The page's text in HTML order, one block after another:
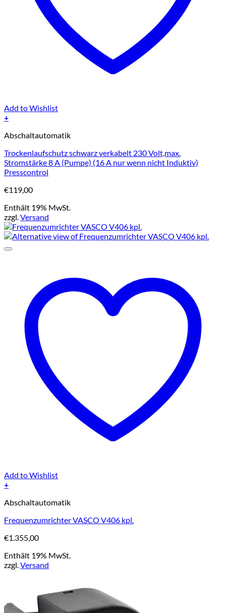
Add to Wishlist
+
Abschaltautomatik
Trockenlaufschutz schwarz verkabelt 230 Volt,max.
Stromstärke 8 A (Pumpe) (16 A nur wenn nicht Induktiv)
Presscontrol
€119,00
Enthält 19% MwSt.
zzgl.Versand
Add to Wishlist
+
Abschaltautomatik
Frequenzumrichter VASCO V406 kpl.
€1.355,00
Enthält 19% MwSt.
zzgl.Versand